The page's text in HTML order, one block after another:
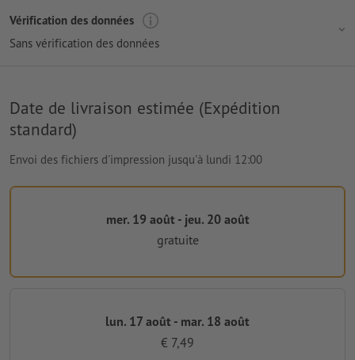
Vérification des données
Sans vérification des données
Date de livraison estimée (Expédition
standard)
Envoi des fichiers d'impression jusqu'à lundi 12:00
mer. 19 août - jeu. 20 août
gratuite
lun. 17 août - mar. 18 août
€ 7,49